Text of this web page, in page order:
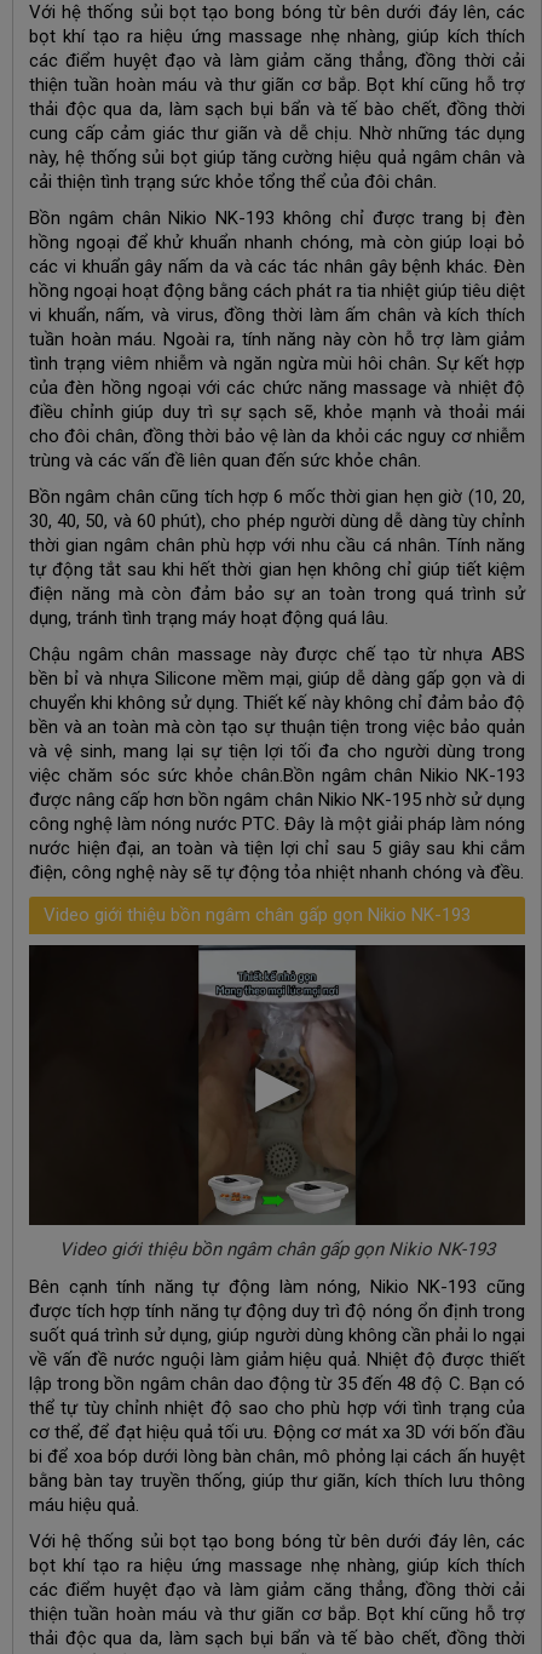
Với hệ thống sủi bọt tạo bong bóng từ bên dưới đáy lên, các
bọt khí tạo ra hiệu ứng massage nhẹ nhàng, giúp kích thích
các điểm huyệt đạo và làm giảm căng thẳng, đồng thời cải
thiện tuần hoàn máu và thư giãn cơ bắp. Bọt khí cũng hỗ trợ
thải độc qua da, làm sạch bụi bẩn và tế bào chết, đồng thời
cung cấp cảm giác thư giãn và dễ chịu. Nhờ những tác dụng
này, hệ thống sủi bọt giúp tăng cường hiệu quả ngâm chân và
cải thiện tình trạng sức khỏe tổng thể của đôi chân.
Bồn ngâm chân Nikio NK-193 không chỉ được trang bị đèn
hồng ngoại để khử khuẩn nhanh chóng, mà còn giúp loại bỏ
các vi khuẩn gây nấm da và các tác nhân gây bệnh khác. Đèn
hồng ngoại hoạt động bằng cách phát ra tia nhiệt giúp tiêu diệt
vi khuẩn, nấm, và virus, đồng thời làm ấm chân và kích thích
tuần hoàn máu. Ngoài ra, tính năng này còn hỗ trợ làm giảm
tình trạng viêm nhiễm và ngăn ngừa mùi hôi chân. Sự kết hợp
của đèn hồng ngoại với các chức năng massage và nhiệt độ
điều chỉnh giúp duy trì sự sạch sẽ, khỏe mạnh và thoải mái
cho đôi chân, đồng thời bảo vệ làn da khỏi các nguy cơ nhiễm
trùng và các vấn đề liên quan đến sức khỏe chân.
Bồn ngâm chân cũng tích hợp 6 mốc thời gian hẹn giờ (10, 20,
30, 40, 50, và 60 phút), cho phép người dùng dễ dàng tùy chỉnh
thời gian ngâm chân phù hợp với nhu cầu cá nhân. Tính năng
tự động tắt sau khi hết thời gian hẹn không chỉ giúp tiết kiệm
điện năng mà còn đảm bảo sự an toàn trong quá trình sử
dụng, tránh tình trạng máy hoạt động quá lâu.
Chậu ngâm chân massage này được chế tạo từ nhựa ABS
bền bỉ và nhựa Silicone mềm mại, giúp dễ dàng gấp gọn và di
chuyển khi không sử dụng. Thiết kế này không chỉ đảm bảo độ
bền và an toàn mà còn tạo sự thuận tiện trong việc bảo quản
và vệ sinh, mang lại sự tiện lợi tối đa cho người dùng trong
việc chăm sóc sức khỏe chân.Bồn ngâm chân Nikio NK-193
được nâng cấp hơn bồn ngâm chân Nikio NK-195 nhờ sử dụng
công nghệ làm nóng nước PTC. Đây là một giải pháp làm nóng
nước hiện đại, an toàn và tiện lợi chỉ sau 5 giây sau khi cắm
điện, công nghệ này sẽ tự động tỏa nhiệt nhanh chóng và đều.
Video giới thiệu bồn ngâm chân gấp gọn Nikio NK-193
Video giới thiệu bồn ngâm chân gấp gọn Nikio NK-193
Bên cạnh tính năng tự động làm nóng, Nikio NK-193 cũng
được tích hợp tính năng tự động duy trì độ nóng ổn định trong
suốt quá trình sử dụng, giúp người dùng không cần phải lo ngại
về vấn đề nước nguội làm giảm hiệu quả.Nhiệt độ được thiết
lập trong bồn ngâm chân dao động từ 35 đến 48 độ C. Bạn có
thể tự tùy chỉnh nhiệt độ sao cho phù hợp với tình trạng của
cơ thể, để đạt hiệu quả tối ưu. Động cơ mát xa 3D với bốn đầu
bi để xoa bóp dưới lòng bàn chân, mô phỏng lại cách ấn huyệt
bằng bàn tay truyền thống, giúp thư giãn, kích thích lưu thông
máu hiệu quả.
Với hệ thống sủi bọt tạo bong bóng từ bên dưới đáy lên, các
bọt khí tạo ra hiệu ứng massage nhẹ nhàng, giúp kích thích
các điểm huyệt đạo và làm giảm căng thẳng, đồng thời cải
thiện tuần hoàn máu và thư giãn cơ bắp. Bọt khí cũng hỗ trợ
thải độc qua da, làm sạch bụi bẩn và tế bào chết, đồng thời